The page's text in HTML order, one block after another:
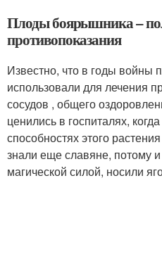
Плоды боярышника –
противопоказания
Известно, что в годы
использовали для лечения
сосудов , общего
ценились в госпиталях,
способностях этого
знали еще славяне, потому
магической силой, носили